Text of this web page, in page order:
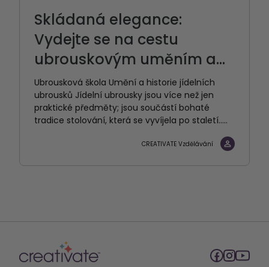
Skládaná elegance:
Vydejte se na cestu
ubrouskovým uměním a...
Ubrousková škola Umění a historie jídelních
ubrousků Jídelní ubrousky jsou více než jen
praktické předměty; jsou součástí bohaté
tradice stolování, která se vyvíjela po staletí.....
CREATIVATE Vzdělávání